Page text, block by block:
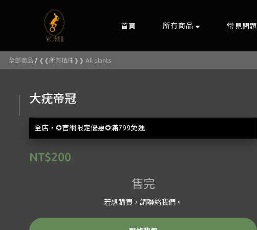
首頁 所有商品 常見問題
全部商品 / ❰❰所有植株❱❱ All plants
大疣帝冠
全店，✪官網限定優惠✪滿799免運
NT$200
售完
若想購買，請聯絡我們。